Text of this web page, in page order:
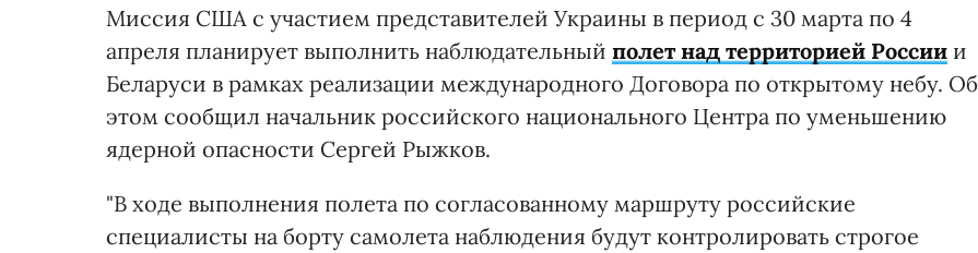
Миссия США с участием представителей Украины в период с 30 марта по 4
апреля планирует выполнить наблюдательный полет над территорией России и
Беларуси в рамках реализации международного Договора по открытому небу. Об
этом сообщил начальник российского национального Центра по уменьшению
ядерной опасности Сергей Рыжков.
"В ходе выполнения полета по согласованному маршруту российские
специалисты на борту самолета наблюдения будут контролировать строгое